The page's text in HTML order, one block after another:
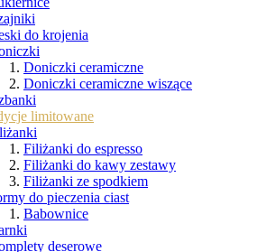
do krojenia
Doniczki ceramiczne
Doniczki ceramiczne wiszące
limitowane
Filiżanki do espresso
Filiżanki do kawy zestawy
Filiżanki ze spodkiem
do pieczenia ciast
Babownice
deserowe